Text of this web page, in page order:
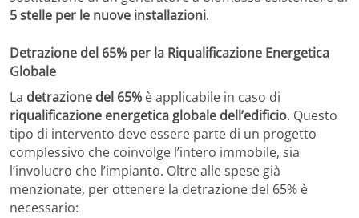
5 stelle per le nuove installazioni.
Detrazione del 65% per la Riqualificazione Energetica
Globale
La detrazione del 65% è applicabile in caso di
riqualificazione energetica globale dell’edificio. Questo
tipo di intervento deve essere parte di un progetto
complessivo che coinvolge l’intero immobile, sia
l’involucro che l’impianto. Oltre alle spese già
menzionate, per ottenere la detrazione del 65% è
necessario: